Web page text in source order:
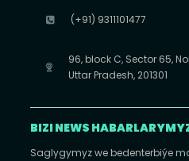
(+91) 9311101477
96, block C, Sector 65,
Uttar Pradesh, 201301
BIZI NEWS
Saglygymyz we bedenterbiýe